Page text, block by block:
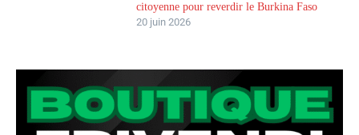
citoyenne pour reverdir le Burkina Faso
20 juin 2026